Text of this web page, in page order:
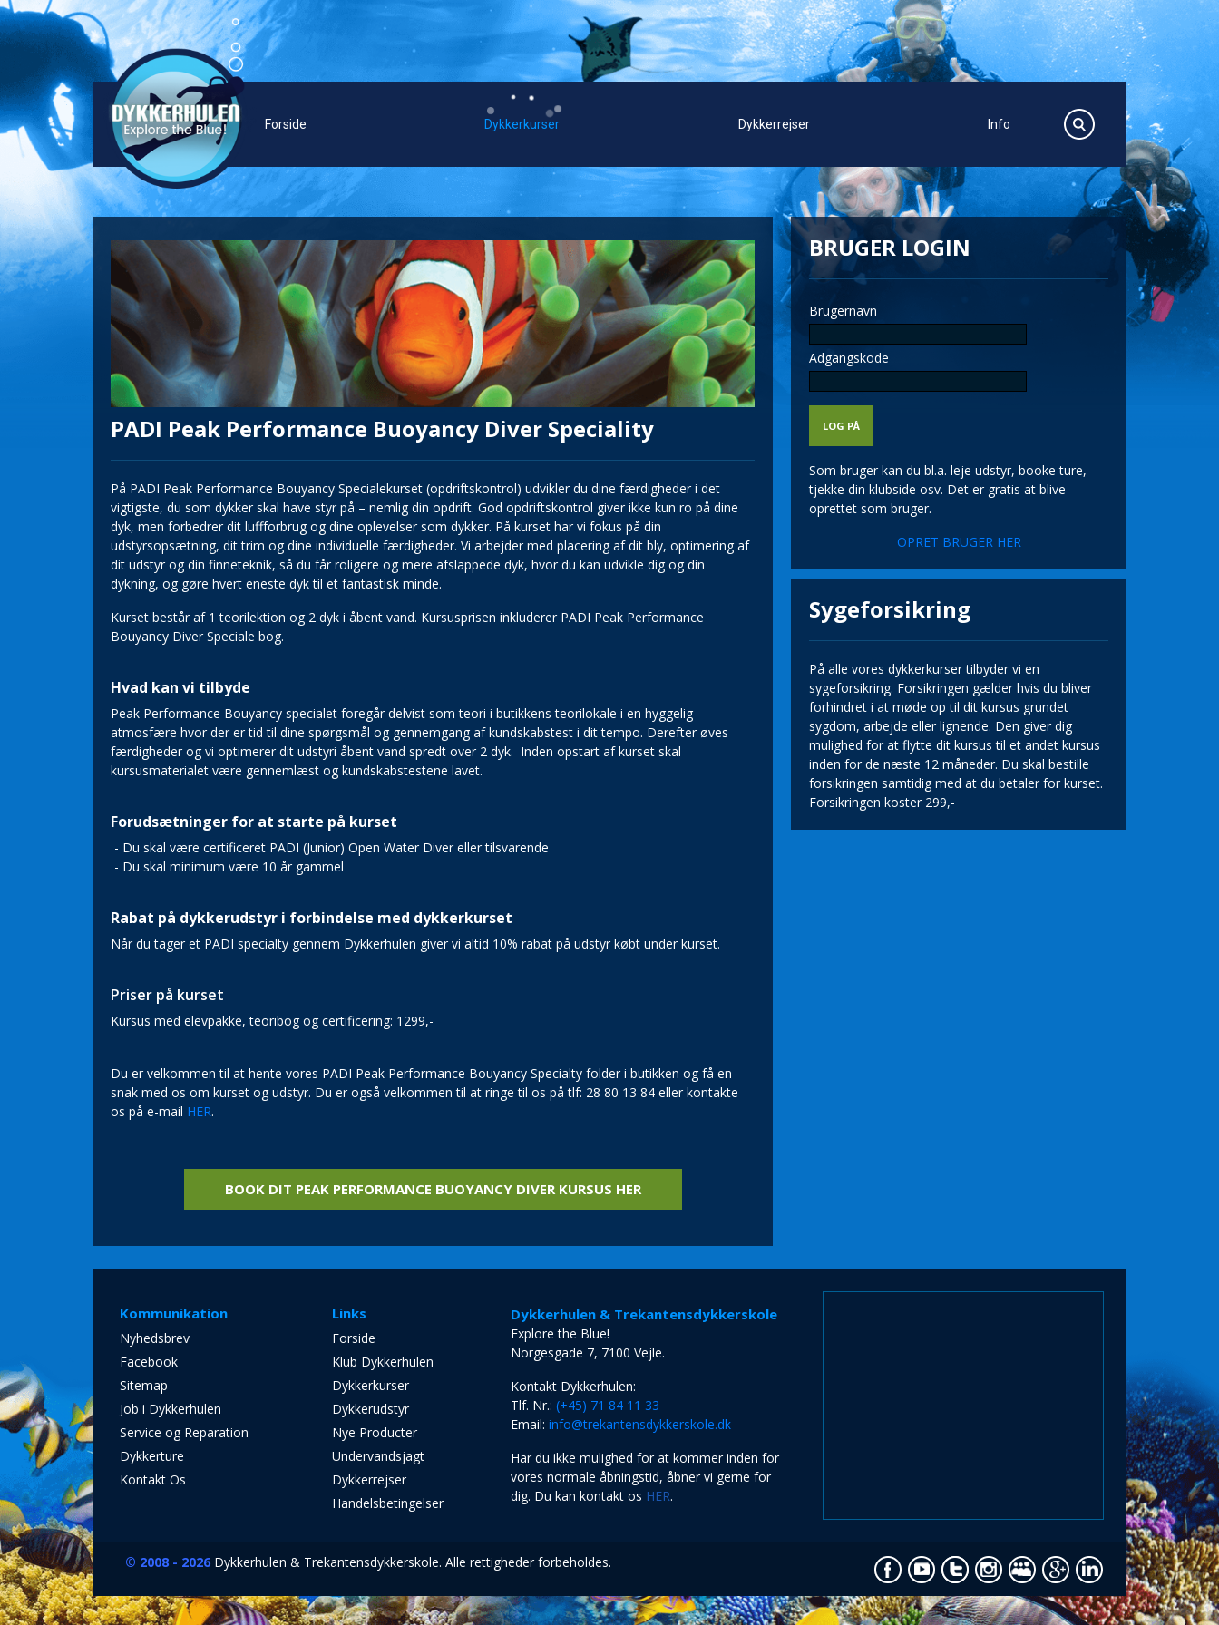
Forside Dykkerkurser Dykkerrejser Info
PADI Peak Performance Buoyancy Diver Speciality
På PADI Peak Performance Bouyancy Specialekurset (opdriftskontrol) udvikler du dine færdigheder i det
vigtigste, du som dykker skal have styr på – nemlig din opdrift. God opdriftskontrol giver ikke kun ro på dine
dyk, men forbedrer dit luffforbrug og dine oplevelser som dykker. På kurset har vi fokus på din
udstyrsopsætning, dit trim og dine individuelle færdigheder. Vi arbejder med placering af dit bly, optimering af
dit udstyr og din finneteknik, så du får roligere og mere afslappede dyk, hvor du kan udvikle dig og din
dykning, og gøre hvert eneste dyk til et fantastisk minde.
Kurset består af 1 teorilektion og 2 dyk i åbent vand. Kursusprisen inkluderer PADI Peak Performance
Bouyancy Diver Speciale bog.
Hvad kan vi tilbyde
Peak Performance Bouyancy specialet foregår delvist som teori i butikkens teorilokale i en hyggelig
atmosfære hvor der er tid til dine spørgsmål og gennemgang af kundskabstest i dit tempo. Derefter øves
færdigheder og vi optimerer dit udstyri åbent vand spredt over 2 dyk. Inden opstart af kurset skal
kursusmaterialet være gennemlæst og kundskabstestene lavet.
Forudsætninger for at starte på kurset
- Du skal være certificeret PADI (Junior) Open Water Diver eller tilsvarende
- Du skal minimum være 10 år gammel
Rabat på dykkerudstyr i forbindelse med dykkerkurset
Når du tager et PADI specialty gennem Dykkerhulen giver vi altid 10% rabat på udstyr købt under kurset.
Priser på kurset
Kursus med elevpakke, teoribog og certificering: 1299,-
Du er velkommen til at hente vores PADI Peak Performance Bouyancy Specialty folder i butikken og få en
snak med os om kurset og udstyr. Du er også velkommen til at ringe til os på tlf: 28 80 13 84 eller kontakte
os på e-mail HER.
BOOK DIT PEAK PERFORMANCE BUOYANCY DIVER KURSUS HER
BRUGER LOGIN
Brugernavn
Adgangskode
Som bruger kan du bl.a. leje udstyr, booke ture,
tjekke din klubside osv. Det er gratis at blive
oprettet som bruger.
OPRET BRUGER HER
Sygeforsikring
På alle vores dykkerkurser tilbyder vi en
sygeforsikring. Forsikringen gælder hvis du bliver
forhindret i at møde op til dit kursus grundet
sygdom, arbejde eller lignende. Den giver dig
mulighed for at flytte dit kursus til et andet kursus
inden for de næste 12 måneder. Du skal bestille
forsikringen samtidig med at du betaler for kurset.
Forsikringen koster 299,-
Kommunikation
Nyhedsbrev
Facebook
Sitemap
Job i Dykkerhulen
Service og Reparation
Dykkerture
Kontakt Os
Links
Forside
Klub Dykkerhulen
Dykkerkurser
Dykkerudstyr
Nye Producter
Undervandsjagt
Dykkerrejser
Handelsbetingelser
Dykkerhulen & Trekantensdykkerskole
Explore the Blue!
Norgesgade 7, 7100 Vejle.
Kontakt Dykkerhulen:
Tlf. Nr.:(+45) 71 84 11 33
Email:info@trekantensdykkerskole.dk
Har du ikke mulighed for at kommer inden for
vores normale åbningstid, åbner vi gerne for
dig. Du kan kontakt os HER.
© 2008 - 2026 Dykkerhulen & Trekantensdykkerskole. Alle rettigheder forbeholdes.